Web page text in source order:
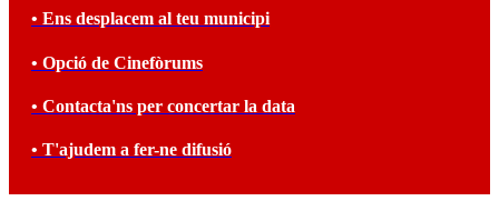
• Ens desplacem al teu municipi
• Opció de Cinefòrums
• Contacta'ns per concertar la data
• T'ajudem a fer-ne difusió